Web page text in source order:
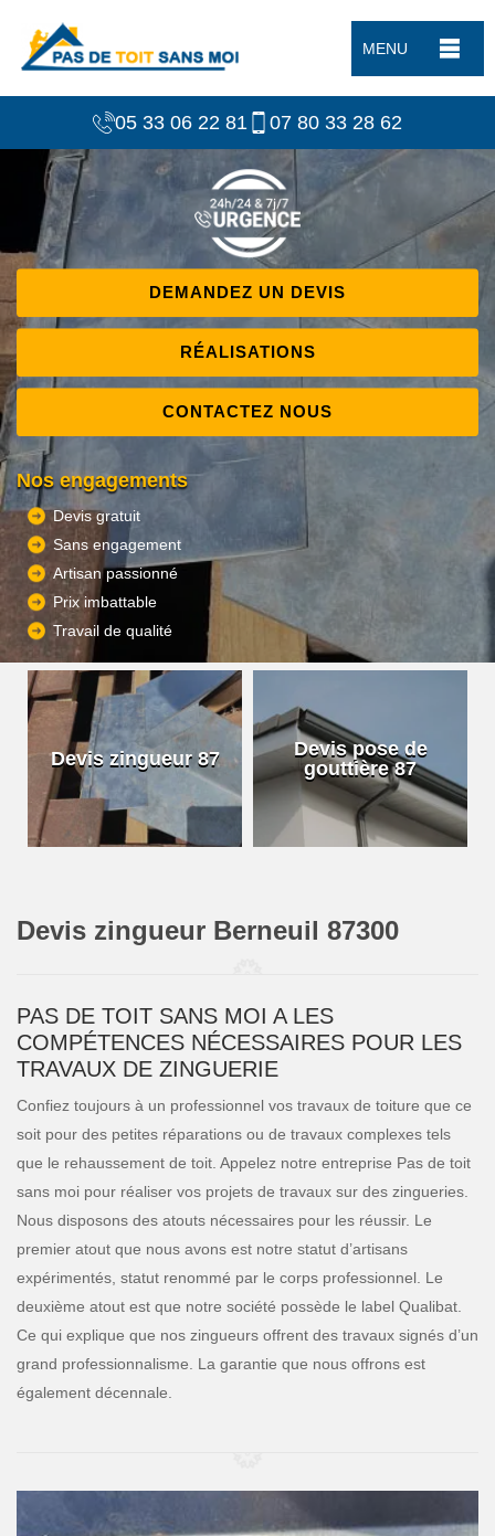
MENU
05 33 06 22 81 07 80 33 28 62
DEMANDEZ UN DEVIS
RÉALISATIONS
CONTACTEZ NOUS
Nos engagements
Devis gratuit
Sans engagement
Artisan passionné
Prix imbattable
Travail de qualité
Devis zingueur 87
Devis pose de
gouttière 87
Devis zingueur Berneuil 87300
PAS DE TOIT SANS MOI A LES
COMPÉTENCES NÉCESSAIRES POUR LES
TRAVAUX DE ZINGUERIE
Confiez toujours à un professionnel vos travaux de toiture que ce
soit pour des petites réparations ou de travaux complexes tels
que le rehaussement de toit. Appelez notre entreprise Pas de toit
sans moi pour réaliser vos projets de travaux sur des zingueries.
Nous disposons des atouts nécessaires pour les réussir. Le
premier atout que nous avons est notre statut d’artisans
expérimentés, statut renommé par le corps professionnel. Le
deuxième atout est que notre société possède le label Qualibat.
Ce qui explique que nos zingueurs offrent des travaux signés d’un
grand professionnalisme. La garantie que nous offrons est
également décennale.